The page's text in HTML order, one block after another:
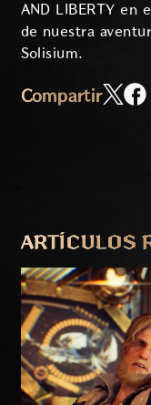
AND LIBERTY en
de nuestra
Solisium.
Compartir
ARTÍCULOS